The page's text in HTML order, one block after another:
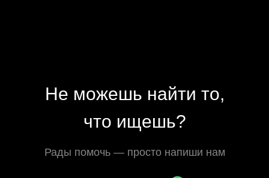
Не можешь найти то,
что ищешь?
Рады помочь — просто напиши нам